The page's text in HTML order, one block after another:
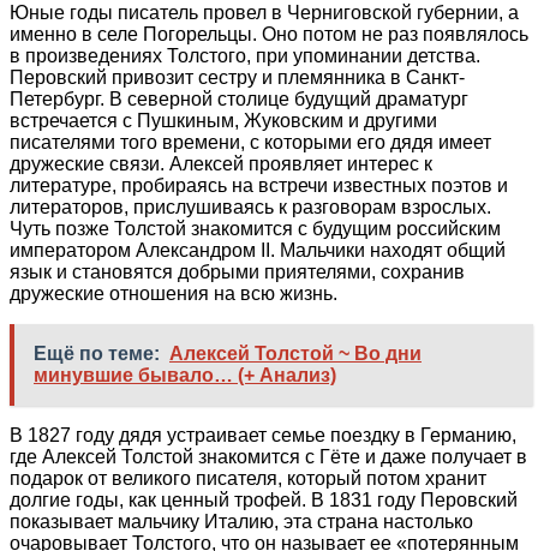
Юные годы писатель провел в Черниговской губернии, а
именно в селе Погорельцы. Оно потом не раз появлялось
в произведениях Толстого, при упоминании детства.
Перовский привозит сестру и племянника в Санкт-
Петербург. В северной столице будущий драматург
встречается с Пушкиным, Жуковским и другими
писателями того времени, с которыми его дядя имеет
дружеские связи. Алексей проявляет интерес к
литературе, пробираясь на встречи известных поэтов и
литераторов, прислушиваясь к разговорам взрослых.
Чуть позже Толстой знакомится с будущим российским
императором Александром II. Мальчики находят общий
язык и становятся добрыми приятелями, сохранив
дружеские отношения на всю жизнь.
Ещё по теме: Алексей Толстой ~ Во дни
минувшие бывало… (+ Анализ)
В 1827 году дядя устраивает семье поездку в Германию,
где Алексей Толстой знакомится с Гёте и даже получает в
подарок от великого писателя, который потом хранит
долгие годы, как ценный трофей. В 1831 году Перовский
показывает мальчику Италию, эта страна настолько
очаровывает Толстого, что он называет ее «потерянным